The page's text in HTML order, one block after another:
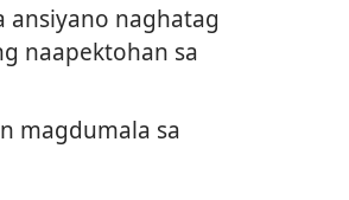
ansiyano naghatag
naapektohan sa
magdumala sa